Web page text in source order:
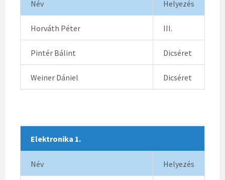
Név Helyezés
Horváth Péter III.
Pintér Bálint Dicséret
Weiner Dániel Dicséret
Elektronika 1.
Név Helyezés